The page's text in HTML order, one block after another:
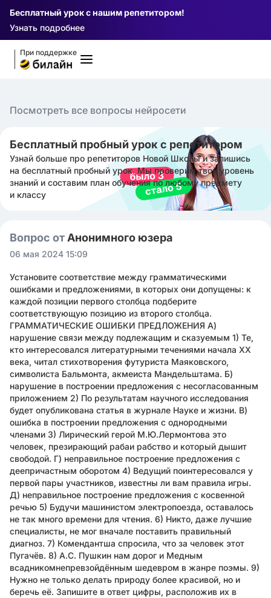
Бесплатный урок с нашим репетитором!
Узнать подробнее
При поддержке
Посмотреть все вопросы нейросети
Бесплатный пробный урок с репетитором
Узнай больше про репетиторов Новой Школы и запишись
на бесплатный пробный урок. Мы проверим твой уровень
знаний и составим план обучения по любому предмету
и классу
Вопрос от Анонимного юзера
06 мая 2024 15:09
Установите соответствие между грамматическими
ошибками и предложениями, в которых они допущены: к
каждой позиции первого столбца подберите
соответствующую позицию из второго столбца.
ГРАММАТИЧЕСКИЕ ОШИБКИ ПРЕДЛОЖЕНИЯ А)
нарушение связи между подлежащим и сказуемым 1) Те,
кто интересовался литературными течениями начала ХХ
века, читал стихотворения футуриста Маяковского,
символиста Бальмонта, акмеиста Мандельштама. Б)
нарушение в построении предложения с несогласованным
приложением 2) По результатам научного исследования
будет опубликована статья в журнале Науке и жизни. В)
ошибка в построении предложения с однородными
членами 3) Лирический герой М.Ю.Лермонтова это
человек, презирающий рабаи рабство и который дышит
свободой. Г) неправильное построение предложения с
деепричастным оборотом 4) Ведущий поинтересовался у
первой пары участников, известны ли вам правила игры.
Д) неправильное построение предложения с косвенной
речью 5) Будучи машинистом электропоезда, оставалось
не так много времени для чтения. 6) Никто, даже лучшие
специалисты, не мог вначале поставить правильный
диагноз. 7) Комендантша спросила, что за человек этот
Пугачёв. 8) А.С. Пушкин нам дорог и Медным
всадникомнепревзойдённым шедевром в жанре поэмы. 9)
Нужно не только делать природу более красивой, но и
беречь её. Запишите в ответ цифры, расположив их в